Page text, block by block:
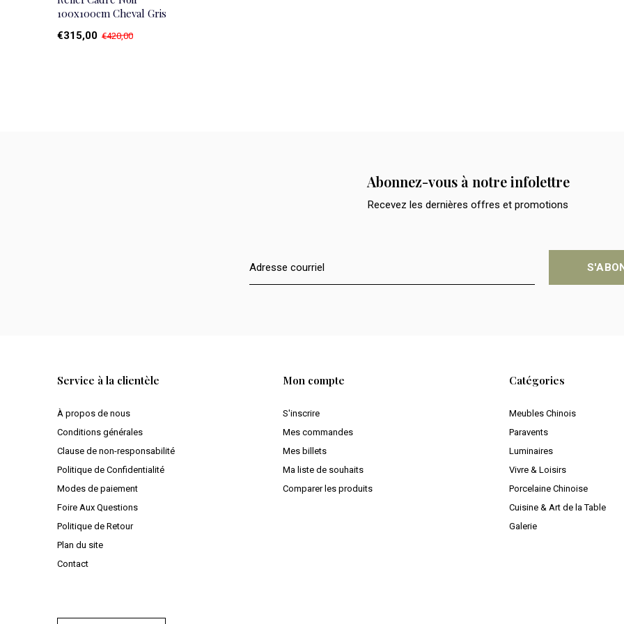
100x100cm Cheval Gris
€315,00 €420,00
Abonnez-vous à notre infolettre
Recevez les dernières offres et promotions
Service à la clientèle
À propos de nous
Conditions générales
Clause de non-responsabilité
Politique de Confidentialité
Modes de paiement
Foire Aux Questions
Politique de Retour
Plan du site
Contact
Mon compte
S'inscrire
Mes commandes
Mes billets
Ma liste de souhaits
Comparer les produits
Catégories
Meubles Chinois
Paravents
Luminaires
Vivre & Loisirs
Porcelaine Chinoise
Cuisine & Art de la Table
Galerie